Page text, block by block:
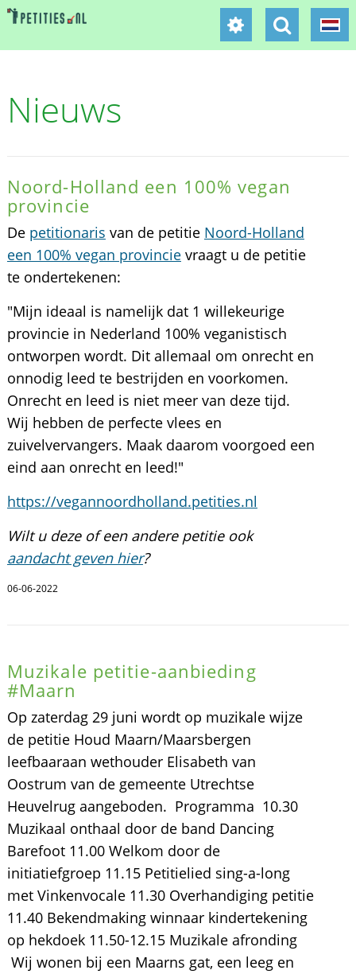
Nieuws
Noord-Holland een 100% vegan
provincie
De petitionaris van de petitie Noord-Holland
een 100% vegan provincievraagt u de petitie
te ondertekenen:
"Mijn ideaal is namelijk dat 1 willekeurige
provincie in Nederland 100% veganistisch
ontworpen wordt. Dit allemaal om onrecht en
onnodig leed te bestrijden en voorkomen.
Onrecht en leed is niet meer van deze tijd.
Wij hebben de perfecte vlees en
zuivelvervangers. Maak daarom voorgoed een
eind aan onrecht en leed!"
https://vegannoordholland.petities.nl
Wilt u deze of een andere petitie ook
aandacht geven hier?
06-06-2022
Muzikale petitie-aanbieding
#Maarn
Op zaterdag 29 juni wordt op muzikale wijze
de petitie Houd Maarn/Maarsbergen
leefbaaraan wethouder Elisabeth van
Oostrum van de gemeente Utrechtse
Heuvelrug aangeboden. Programma 10.30
Muzikaal onthaal door de band Dancing
Barefoot 11.00 Welkom door de
initiatiefgroep 11.15 Petitielied sing-a-long
met Vinkenvocale 11.30 Overhandiging petitie
11.40 Bekendmaking winnaar kindertekening
op hekdoek 11.50-12.15 Muzikale afronding
Wij wonen bij een Maarns gat, een leeg en